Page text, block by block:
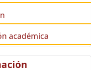
académica